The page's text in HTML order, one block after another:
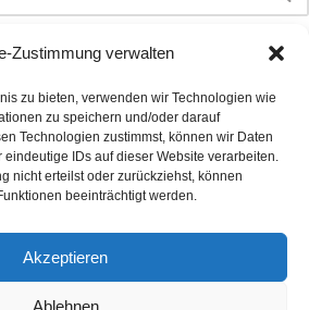
Zustimmung verwalten
zu bieten, verwenden wir Technologien wie
zu speichern und/oder darauf
Technologien zustimmst, können wir Daten
IDs auf dieser Website verarbeiten.
nicht erteilst oder zurückziehst, können
beeinträchtigt werden.
Akzeptieren
Ablehnen
Cookie-Richtlinie (EU)
dargestellten Informationen stellen
dar. Bei den Inhalten handelt es sich
und Korrektheit der angegebenen
Risiken, die jeder individuell für sich